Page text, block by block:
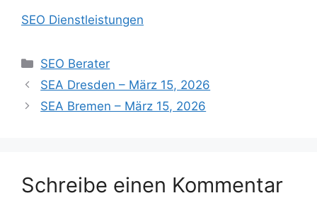
SEO Dienstleistungen
Kategorien
SEO Berater
SEA Dresden – März 15, 2026
SEA Bremen – März 15, 2026
Schreibe einen Kommentar